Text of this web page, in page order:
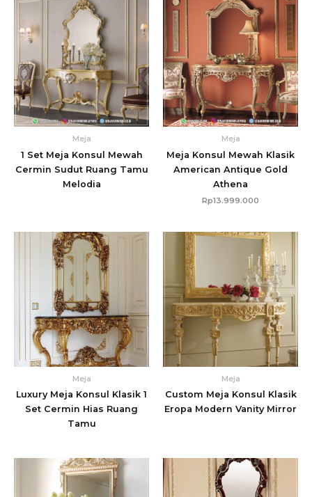
Meja
1 Set Meja Konsul Mewah
Cermin Sudut Ruang Tamu
Melodia
Meja
Meja Konsul Mewah Klasik
American Antique Gold
Athena
Rp13.999.000
Meja
Luxury Meja Konsul Klasik 1
Set Cermin Hias Ruang
Tamu
Meja
Custom Meja Konsul Klasik
Eropa Modern Vanity Mirror